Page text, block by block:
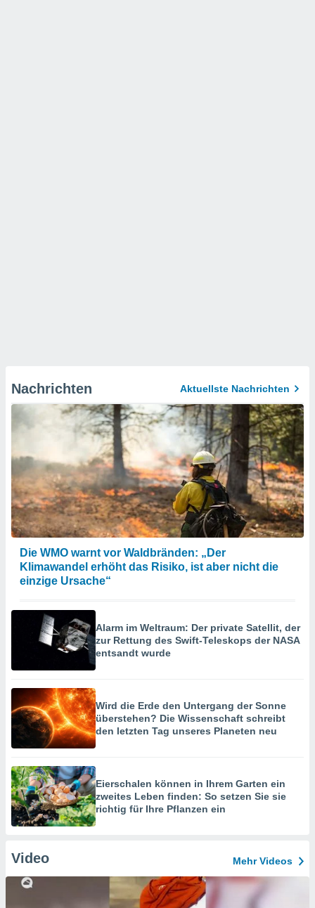
Nachrichten Aktuellste Nachrichten
Die WMO warnt vor Waldbränden: „Der
Klimawandel erhöht das Risiko, ist aber nicht die
einzige Ursache“
Alarm im Weltraum: Der private Satellit, der
zur Rettung des Swift-Teleskops der NASA
entsandt wurde
Wird die Erde den Untergang der Sonne
überstehen? Die Wissenschaft schreibt
den letzten Tag unseres Planeten neu
Eierschalen können in Ihrem Garten ein
zweites Leben finden: So setzen Sie sie
richtig für Ihre Pflanzen ein
Video Mehr Videos